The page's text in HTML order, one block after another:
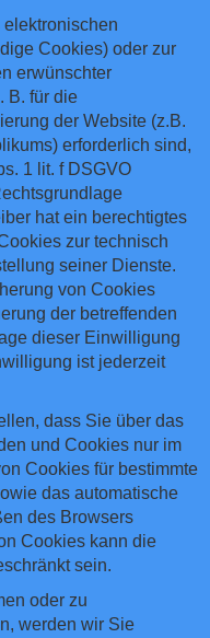
Cookies) oder zur
erwünschter
B. für die
der Website (z.B.
erforderlich sind,
1 lit. f DSGVO
hat ein berechtigtes
zur technisch
seiner Dienste.
von Cookies
der betreffenden
dieser Einwilligung
ist jederzeit
dass Sie über das
und Cookies nur im
Cookies für bestimmte
das automatische
des Browsers
Cookies kann die
sein.
oder zu
werden wir Sie